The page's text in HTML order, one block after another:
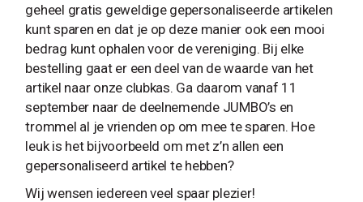
geheel gratis geweldige gepersonaliseerde artikelen
kunt sparen en dat je op deze manier ook een mooi
bedrag kunt ophalen voor de vereniging. Bij elke
bestelling gaat er een deel van de waarde van het
artikel naar onze clubkas. Ga daarom vanaf 11
september naar de deelnemende JUMBO’s en
trommel al je vrienden op om mee te sparen. Hoe
leuk is het bijvoorbeeld om met z’n allen een
gepersonaliseerd artikel te hebben?
Wij wensen iedereen veel spaar plezier!